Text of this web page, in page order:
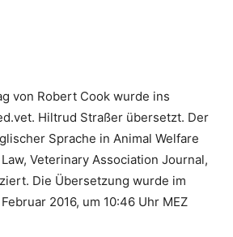
von Robert Cook wurde ins
Hiltrud Straßer übersetzt. Der
Sprache in Animal Welfare
Veterinary Association Journal,
Die Übersetzung wurde im
2016, um 10:46 Uhr MEZ